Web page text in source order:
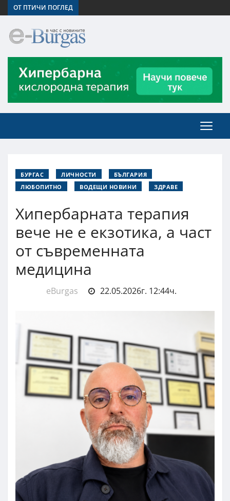
ОТ ПТИЧИ ПОГЛЕД
БУРГАС ЛИЧНОСТИ
БЪЛГАРИЯ
ЛЮБОПИТНО
ВОДЕЩИ НОВИНИ ЗДРАВЕ
Хипербарната терапия
вече не е екзотика, а част
от съвременната
медицина
eBurgas 22.05.2026г. 12:44ч.